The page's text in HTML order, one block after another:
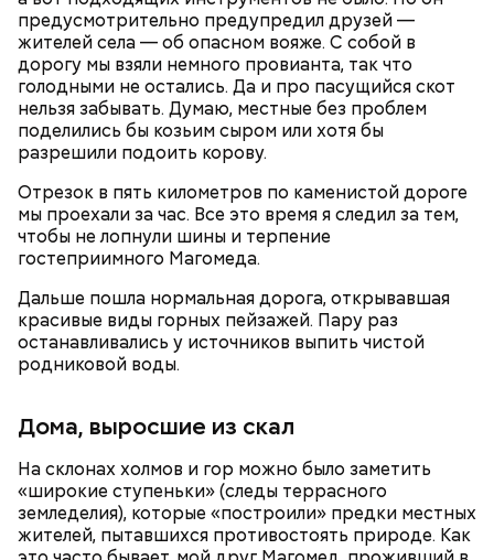
предусмотрительно предупредил друзей —
жителей села — об опасном вояже. С собой в
дорогу мы взяли немного провианта, так что
голодными не остались. Да и про пасущийся скот
нельзя забывать. Думаю, местные без проблем
поделились бы козьим сыром или хотя бы
разрешили подоить корову.
Отрезок в пять километров по каменистой дороге
мы проехали за час. Все это время я следил за тем,
чтобы не лопнули шины и терпение
гостеприимного Магомеда.
Дальше пошла нормальная дорога, открывавшая
красивые виды горных пейзажей. Пару раз
останавливались у источников выпить чистой
родниковой воды.
Дома, выросшие из скал
На склонах холмов и гор можно было заметить
«широкие ступеньки» (следы террасного
земледелия), которые «построили» предки местных
жителей, пытавшихся противостоять природе. Как
к ней добавляем соевый и рыбный соус. Дальше
разрезаем кабачок, вынимаем из него семена и
нарезаем полосками, небольшими дольками. К нему
добавляем болгарский перец, морковь и быстро
— Сегодня контроль за нитратной составляющей
стал значительно жестче, чем был несколько лет
назад. Но он есть только в сертифицированных
ее хранения. Если вы покупаете дыню из багажника
гарантий дать не сможет. Помимо этого, не нужно
покупать дыню, как и арбуз, в разрезанном
состоянии. Кусками можно брать только в
супермаркетах, где есть холодильники. Дыня
Также диетолог рассказала «ВМ»,чем полезен
арбуз, кому стоит есть его с осторожностью и